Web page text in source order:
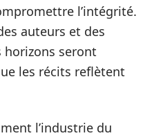
l’intégrité.
auteurs et des
horizons seront
les récits reflètent
l’industrie du